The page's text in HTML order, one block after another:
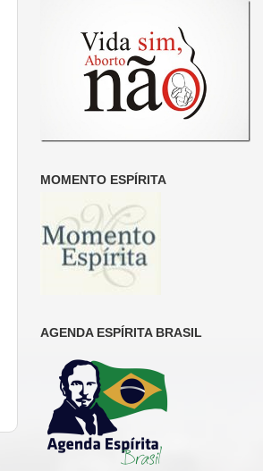
MOMENTO ESPÍRITA
AGENDA ESPÍRITA BRASIL